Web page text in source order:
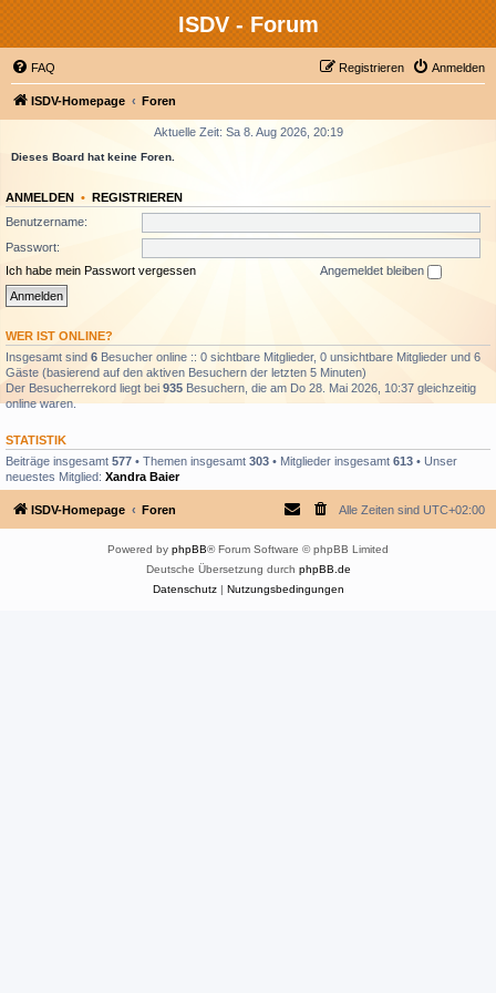
ISDV - Forum
FAQ Anmelden
Registrieren
ISDV-Homepage Foren
Aktuelle Zeit: Sa 8. Aug 2026, 20:19
Dieses Board hat keine Foren.
ANMELDEN • REGISTRIEREN
Benutzername:
Passwort:
Ich habe mein Passwort vergessen
Angemeldet bleiben
WER IST ONLINE?
Insgesamt sind 6 Besucher online :: 0 sichtbare Mitglieder, 0 unsichtbare Mitglieder und 6
Gäste (basierend auf den aktiven Besuchern der letzten 5 Minuten)
Der Besucherrekord liegt bei 935 Besuchern, die am Do 28. Mai 2026, 10:37 gleichzeitig
online waren.
STATISTIK
Beiträge insgesamt 577 • Themen insgesamt 303 • Mitglieder insgesamt 613 • Unser
neuestes Mitglied: Xandra Baier
ISDV-Homepage Foren Alle Zeiten sind UTC+02:00
Powered by phpBB® Forum Software © phpBB Limited
Deutsche Übersetzung durch phpBB.de
Datenschutz| Nutzungsbedingungen